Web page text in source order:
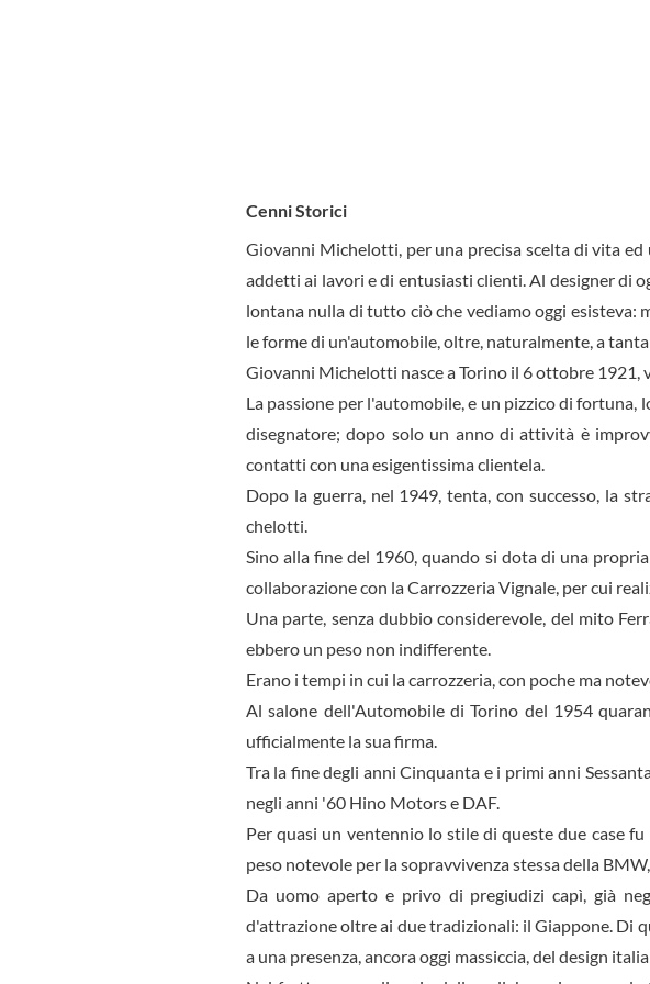
Cenni Storici
Giovanni Michelotti, per una precisa scelta di vita
addetti ai lavori e di entusiasti clienti. Al designer di
lonta­na nulla di tutto ciò che vedia­mo oggi esisteva:
le forme di un'automo­bile, oltre, naturalmente, a
Giovanni Michelotti nasce a Torino il 6 ottobre 1921,
La passione per l'automobile, e un pizzico di
disegnatore; dopo solo un anno di attività è
contatti con una esigentissima clientela.
Dopo la guerra, nel 1949, ten­ta, con successo, la
chelotti.
Sino alla fine del 1960, quando si dota di una
collaborazione con la Carrozzeria Vignale, per cui
Una parte, senza dubbio consi­derevole, del mito
ebbero un peso non indifferente.
Erano i tempi in cui la carroz­zeria, con poche ma
Al salone del­l'Automobile di Torino del 1954
ufficialmente la sua firma.
Tra la fine degli anni Cinquan­ta e i primi anni
negli anni '60 Hino Motors e DAF.
Per quasi un ventennio lo stile di queste due case
peso notevole per la sopravvivenza stessa della
Da uomo aperto e privo di pregiudizi capì, già
d'attrazione oltre ai due tradizionali: il Giappone. Di
a una presenza, ancora oggi massiccia, del design